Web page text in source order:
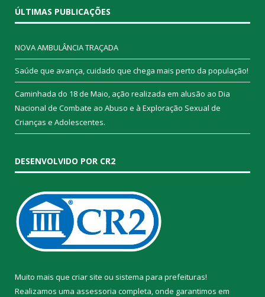
ÚLTIMAS PUBLICAÇÕES
NOVA AMBULÂNCIA TRAÇADA
Saúde que avança, cuidado que chega mais perto da população!
Caminhada do 18 de Maio, ação realizada em alusão ao Dia
Nacional de Combate ao Abuso e à Exploração Sexual de
Crianças e Adolescentes.
DESENVOLVIDO POR CR2
Muito mais que criar site ou sistema para prefeituras!
Realizamos uma assessoria completa, onde garantimos em